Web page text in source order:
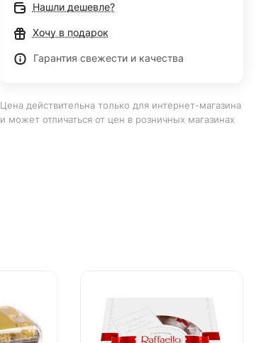
Нашли дешевле?
Хочу в подарок
Гарантия свежести и качества
Цена действительна только для интернет-магазина
и может отличаться от цен в розничных магазинах